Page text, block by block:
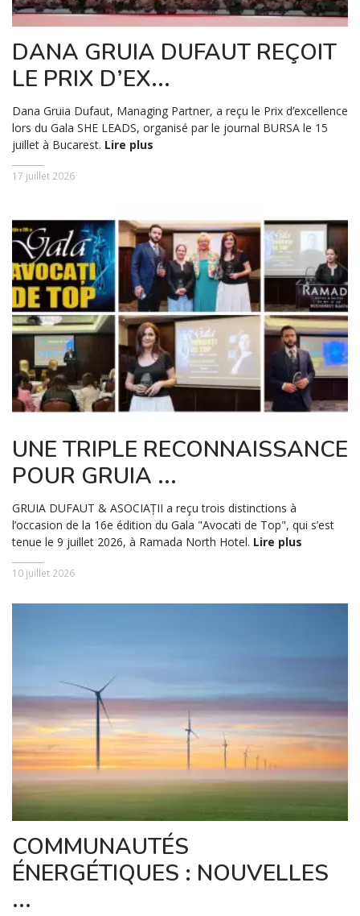
DANA GRUIA DUFAUT REÇOIT
LE PRIX D’EX...
Dana Gruia Dufaut, Managing Partner, a reçu le Prix d’excellence
lors du Gala SHE LEADS, organisé par le journal BURSA le 15
juillet à Bucarest. Lire plus
17 juillet 2026
UNE TRIPLE RECONNAISSANCE
POUR GRUIA ...
GRUIA DUFAUT & ASOCIAȚII a reçu trois distinctions à
l’occasion de la 16e édition du Gala "Avocati de Top", qui s’est
tenue le 9 juillet 2026, à Ramada North Hotel. Lire plus
10 juillet 2026
COMMUNAUTÉS
ÉNERGÉTIQUES : NOUVELLES
...